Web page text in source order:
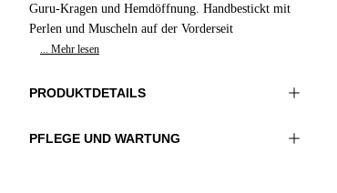
Guru-Kragen und Hemdöffnung. Handbestickt mit
Perlen und Muscheln auf der Vorderseit
... Mehr lesen
PRODUKTDETAILS
Material:MATERIAL 1 100%BAUMWOLLE
PFLEGE UND WARTUNG